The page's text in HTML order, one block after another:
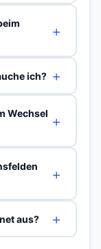
ich?
Wechsel
aus?